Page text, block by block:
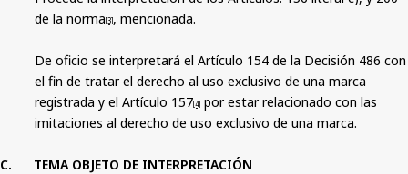
de la norma[3], mencionada.
De oficio se interpretará el Artículo 154 de la Decisión 486 con
el fin de tratar el derecho al uso exclusivo de una marca
registrada y el Artículo 157[4]por estar relacionado con las
imitaciones al derecho de uso exclusivo de una marca.
C. TEMA OBJETO DE INTERPRETACIÓN